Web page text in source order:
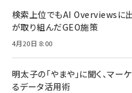
検索上位でもAI Overviewsに
が取り組んだGEO施策
4月20日 8:00
明太子の「やまや」に聞く、マー
るデータ活用術